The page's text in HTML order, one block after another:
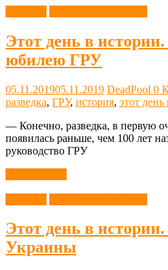
Этот день в
юбилею ГРУ
05.11.201905.11.2019 DeadPool 0
разведка, ГРУ, история, этот
— Конечно, разведка, в первую
появилась раньше, чем 100 лет
руководство ГРУ
Этот день в
Украины